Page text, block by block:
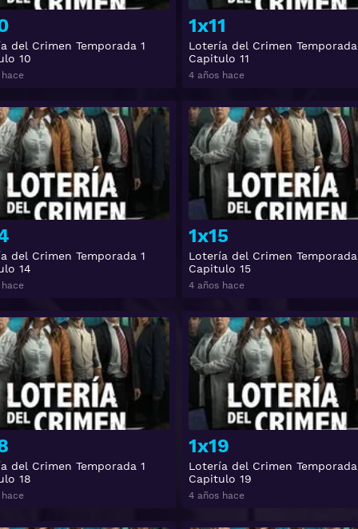
del Crimen Temporada 1
10
1x11
Lotería del Crimen Temporada
Capitulo 11
4 años hace
del Crimen Temporada 1
14
Ver
1x15
Lotería del Crimen Temporada
Capitulo 15
4 años hace
del Crimen Temporada 1
18
Ver
1x19
Lotería del Crimen Temporada
Capitulo 19
4 años hace